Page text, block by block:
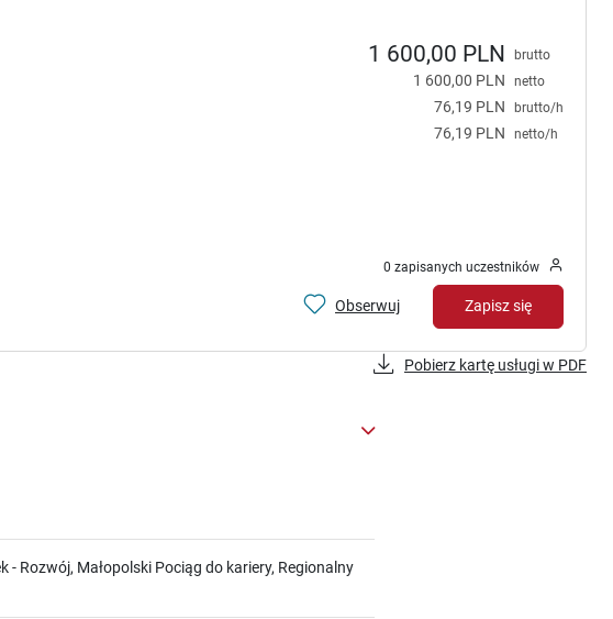
1 600,00 PLN brutto
1 600,00 PLN netto
76,19 PLN brutto/h
76,19 PLN netto/h
0 zapisanych uczestników
Obserwuj Zapisz się
Pobierz kartę usługi w PDF
Rozwój, Małopolski Pociąg do kariery, Regionalny